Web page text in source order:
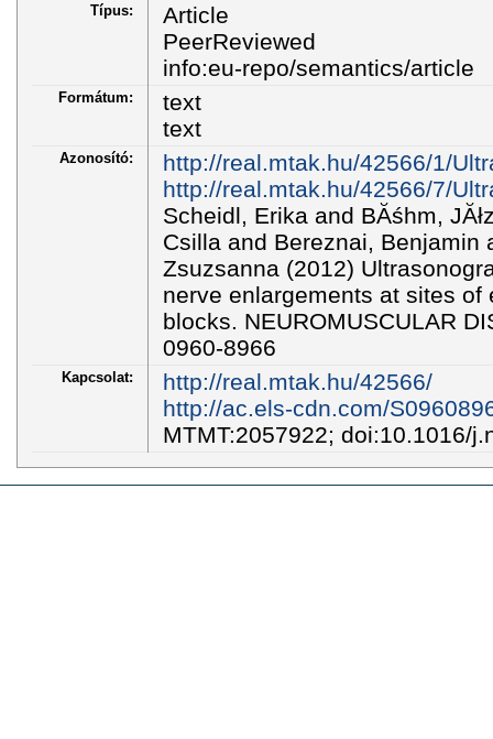
Típus:
Article
PeerReviewed
info:eu-repo/semantics/article
Formátum:
text
text
Azonosító:
http://real.mtak.hu/42566/1/
http://real.mtak.hu/42566/7/
Scheidl, Erika and BĂśhm,
Csilla and Bereznai, Benjamin
Zsuzsanna (2012)
nerve enlargements at sites
blocks. NEUROMUSCULAR
0960-8966
Kapcsolat:
http://real.mtak.hu/42566/
http://ac.els-cdn.com/
MTMT:2057922; doi:10.1016/